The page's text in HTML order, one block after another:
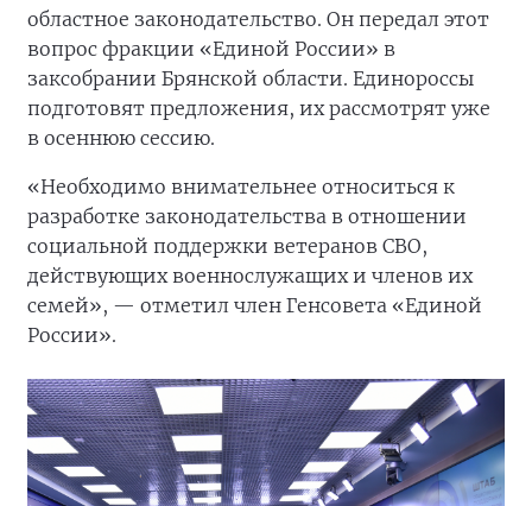
областное законодательство. Он передал этот
вопрос фракции «Единой России» в
заксобрании Брянской области. Единороссы
подготовят предложения, их рассмотрят уже
в осеннюю сессию.
«Необходимо внимательнее относиться к
разработке законодательства в отношении
социальной поддержки ветеранов СВО,
действующих военнослужащих и членов их
семей», — отметил член Генсовета «Единой
России».